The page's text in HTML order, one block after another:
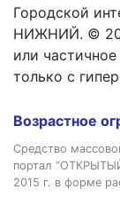
Городской
НИЖНИЙ. ©
или
только с
Возрастное
Средство
портал
2015 г. в форме